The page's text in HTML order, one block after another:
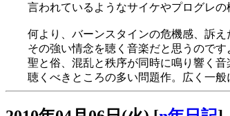
言われているようなサイケやプログレ
何より、バーンスタインの危機感、訴
その強い情念を聴く音楽だと思うのです
聖と俗、混乱と秩序が同時に鳴り響く
聴くべきところの多い問題作。広く一